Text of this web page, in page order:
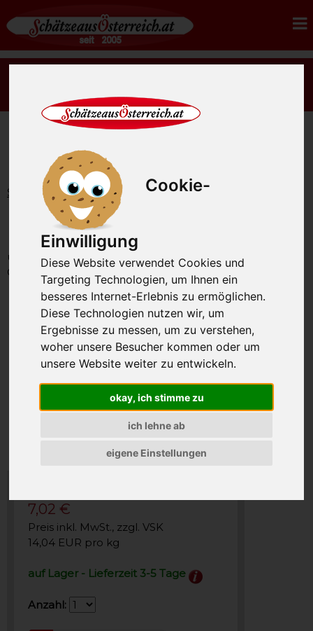
Cookie-
Einwilligung
Diese Website verwendet Cookies und
Targeting Technologien, um Ihnen ein
besseres Internet-Erlebnis zu ermöglichen.
Diese Technologien nutzen wir, um
Ergebnisse zu messen, um zu verstehen,
woher unsere Besucher kommen oder um
unsere Website weiter zu entwickeln.
okay, ich stimme zu
ich lehne ab
eigene Einstellungen
Startseite Feinkost Nudeln Eierspätzle 500g
Eierspätzle 500g
unsere Artikel-Nummer: SAO2482
Gewicht: 500g
7,02 €
Preis inkl. MwSt., zzgl. VSK
14,04 EUR pro kg
auf Lager - Lieferzeit 3-5 Tage
Anzahl: